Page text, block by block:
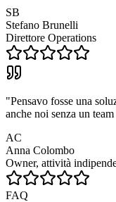
SB
Stefano Brunelli
Direttore Operations
"Pensavo fosse una
anche noi senza un
AC
Anna Colombo
Owner, attività
FAQ